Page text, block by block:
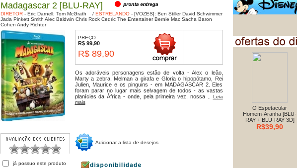
Madagascar 2 [BLU-RAY]
DIRETOR- Eric Darnell; Tom McGrath / ESTRELANDO- [VOZES]: Ben StillerDavid Schwimmer
Jada Pinkett Smith Alec Baldwin Chris RockCedric The EntertainerBernie MacSacha Baron
Cohen Andy Richter
PREÇO
R$ 99,90
R$ 89,90
Os adoráveis personagens estão de volta - Alex o leão,
Marty a zebra, Melman a girafa e Gloria o hipopótamo, Rei
Julien, Maurice e os pinguins - em MADAGASCAR 2. Eles
foram parar no lugar mais selvagem de todos - as vastas
planícies da África - onde, pela primeira vez, nossa .. Leia
mais
já possuo este produto
Adicionar a lista de desejos
O Espetacular
Homem-Aranha [BLU-
RAY + BLU-RAY 3D]
R$39,90